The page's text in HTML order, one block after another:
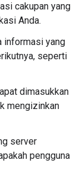
cakupan yang
Anda.
informasi yang
seperti
dimasukkan
mengizinkan
server
pengguna